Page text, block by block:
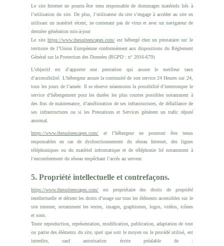
Le site Internet ne pourra être tenu responsable de dommages matériels liés à
l’utilisation du site. De plus, l’utilisateur du site s’engage à accéder au site en
utilisant un matériel récent, ne contenant pas de virus et avec un navigateur de
dernière génération mis-à-jour
Le site https://www.thesuiteescapes.com/est hébergé chez un prestataire sur le
territoire de l’Union Européenne conformément aux dispositions du Règlement
Général sur la Protection des Données (RGPD : n° 2016-679)
L’objectif est d’apporter une prestation qui assure le meilleur taux
d’accessibilité. L’hébergeur assure la continuité de son service 24 Heures sur 24,
tous les jours de l’année. Il se réserve néanmoins la possibilité d’interrompre le
service d’hébergement pour les durées les plus courtes possibles notamment à
des fins de maintenance, d’amélioration de ses infrastructures, de défaillance de
ses infrastructures ou si les Prestations et Services génèrent un trafic réputé
anormal.
https://www.thesuiteescapes.com/ et l’hébergeur ne pourront être tenus
responsables en cas de dysfonctionnement du réseau Internet, des lignes
téléphoniques ou du matériel informatique et de téléphonie lié notamment à
l’encombrement du réseau empêchant l’accès au serveur.
5. Propriété intellectuelle et contrefaçons.
https://www.thesuiteescapes.com/ est propriétaire des droits de propriété
intellectuelle et détient les droits d’usage sur tous les éléments accessibles sur le
site internet, notamment les textes, images, graphismes, logos, vidéos, icônes
et sons.
Toute reproduction, représentation, modification, publication, adaptation de tout
ou partie des éléments du site, quel que soit le moyen ou le procédé utilisé, est
interdite, sauf autorisation écrite préalable de :